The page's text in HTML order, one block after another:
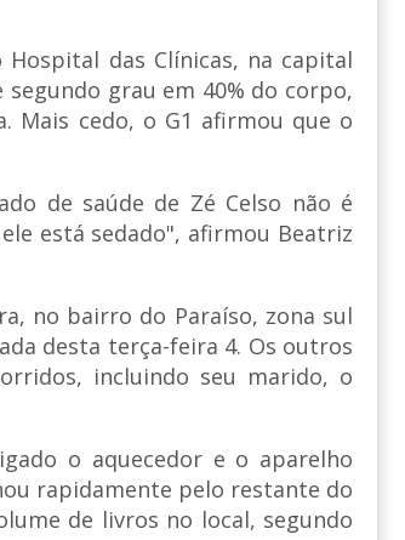
das Clínicas, na capital
grau em 40% do corpo,
Mais cedo, o G1 afirmou que o
de saúde de Zé Celso não é
está sedado", afirmou Beatriz
no bairro do Paraíso, zona sul
desta terça-feira 4. Os outros
incluindo seu marido, o
o aquecedor e o aparelho
rapidamente pelo restante do
de livros no local, segundo